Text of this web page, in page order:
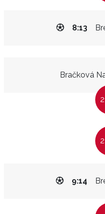
8:13
Bračková
9:14